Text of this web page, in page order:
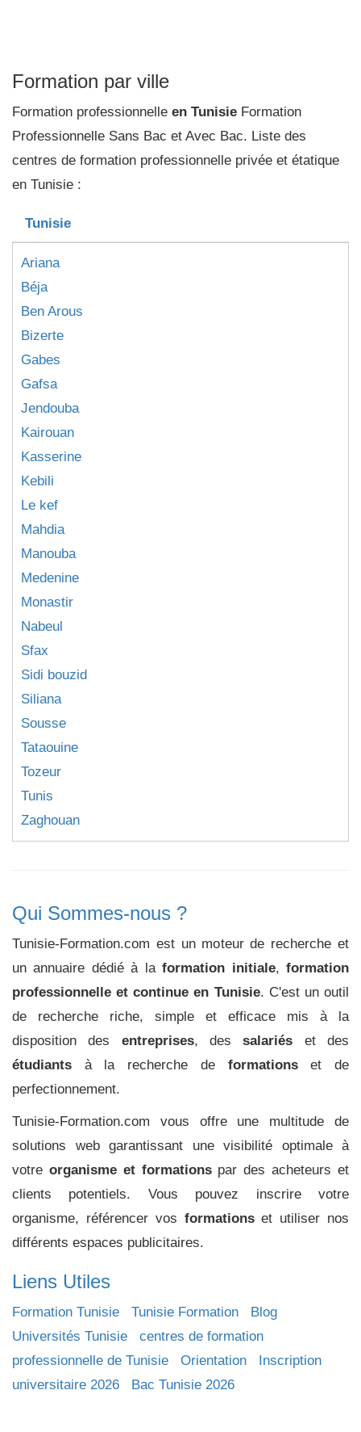
Formation par ville
Formation professionnelle en Tunisie Formation
Professionnelle Sans Bac et Avec Bac. Liste des
centres de formation professionnelle privée et étatique
en Tunisie :
Tunisie
Ariana
Béja
Ben Arous
Bizerte
Gabes
Gafsa
Jendouba
Kairouan
Kasserine
Kebili
Le kef
Mahdia
Manouba
Medenine
Monastir
Nabeul
Sfax
Sidi bouzid
Siliana
Sousse
Tataouine
Tozeur
Tunis
Zaghouan
Qui Sommes-nous ?
Tunisie-Formation.com est un moteur de recherche et
un annuaire dédié à laformation initiale,formation
professionnelle et continue en Tunisie. C'est un outil
de recherche riche, simple et efficace mis à la
disposition des entreprises, dessalariés et des
étudiants à la recherche de formationset de
perfectionnement.
Tunisie-Formation.com vous offre une multitude de
solutions web garantissant une visibilité optimale à
votre organisme et formationspar des acheteurs et
clients potentiels. Vous pouvez inscrire votre
organisme, référencer vos formationset utiliser nos
différents espaces publicitaires.
Liens Utiles
Formation Tunisie Tunisie Formation
Blog
Universités Tunisie
centres de formation
professionnelle de Tunisie
Orientation
Inscription
universitaire 2026
Bac Tunisie 2026